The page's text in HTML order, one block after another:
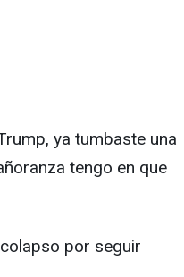
ya tumbaste una
tengo en que
por seguir